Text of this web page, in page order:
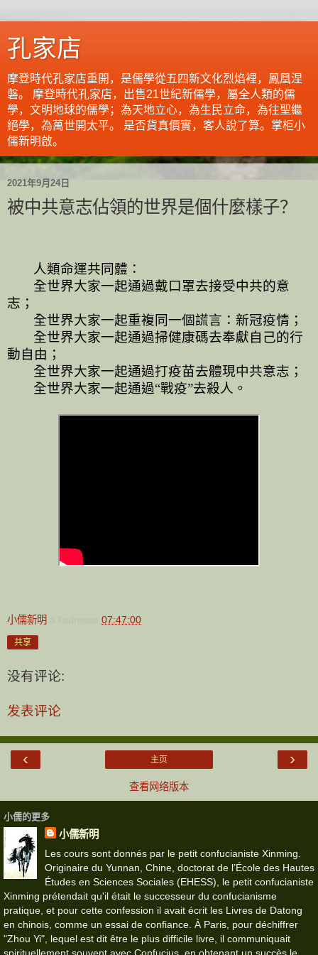
孔家店
摩登時代孔家店重開，是儒學從五四新文化烈焰裡，鳳凰涅
磐。 摩登時代孔家店，出售21世紀新儒學，屬全人類的儒
學，文明地球的儒學；為天地立心，為生民立命，為往聖繼
絕學，為萬世開太平。 是否貨真價實，客人說了算。掌柜小
儒新明啟。
2021年9月24日
被中共意志佔領的世界是個什麼樣子？
人類命運共同體 ：
全世界大家一起通過戴口罩去接受中共的意
志；
全世界大家一起重複同一個謊言：新冠疫情；
全世界大家一起通過掃健康碼去奉獻自己的行
動自由；
全世界大家一起通過打疫苗去體現中共意志；
全世界大家一起通過“戰疫”去殺人。
小儒新明 07:47:00
共享
没有评论:
发表评论
‹ ›
主页
查看网络版本
小儒的更多
小儒新明
Les cours sont donnés par le petit confucianiste Xinming.
Originaire du Yunnan, Chine, doctorat de l’École des Hautes
Études en Sciences Sociales (EHESS), le petit confucianiste
Xinming prétendait qu'il était le successeur du confucianisme
pratique, et pour cette confession il avait écrit les Livres de Datong
en chinois, comme un essai de confiance. À Paris, pour déchiffrer
"Zhou Yi", lequel est dit être le plus difficile livre, il communiquait